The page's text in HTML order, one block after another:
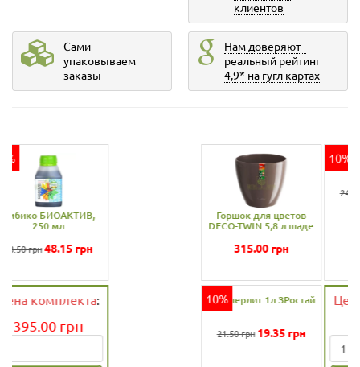
клиентов
Сами
упаковываем
заказы
Нам доверяют -
реальный рейтинг
4,9* на гугл картах
Горшок для цветов
315.00
Дренаж MINI 1 л
ЗРостай
22.05 грн
10% Цена комплекта:
грн